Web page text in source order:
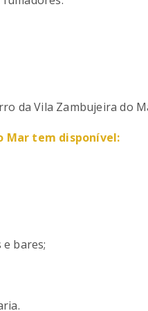
da Vila Zambujeira do
Mar tem disponível:
e bares;